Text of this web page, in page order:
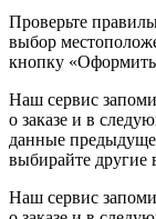
Проверьте
выбор
кнопку «Оформить
Наш сервис
о заказе и в
данные
выбирайте другие
Наш сервис